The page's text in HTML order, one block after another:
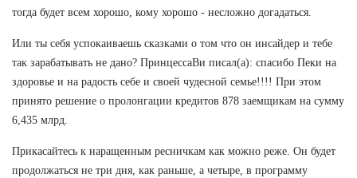
тогда будет всем хорошо, кому хорошо - несложно догадаться.
Или ты себя успокаиваешь сказками о том что он инсайдер и тебе
так зарабатывать не дано? ПринцессаВи писал(а): спасибо Пеки на
здоровье и на радость себе и своей чудесной семье!!!! При этом
принято решение о пролонгации кредитов 878 заемщикам на сумму
6,435 млрд.
Прикасайтесь к наращенным ресничкам как можно реже. Он будет
продолжаться не три дня, как раньше, а четыре, в программу